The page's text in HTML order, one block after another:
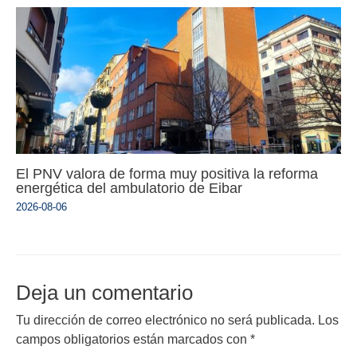
El PNV valora de forma muy positiva la reforma
energética del ambulatorio de Eibar
2026-08-06
Deja un comentario
Tu dirección de correo electrónico no será publicada. Los
campos obligatorios están marcados con *